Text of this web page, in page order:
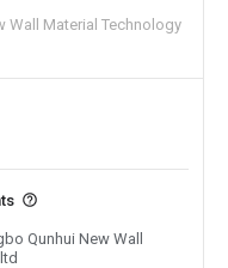
Wall Material Technology
Qunhui New Wall